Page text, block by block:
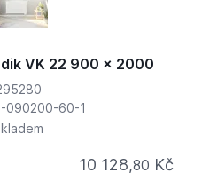
VK 22 900 x 2000
090200-60-1
10 128,80 Kč